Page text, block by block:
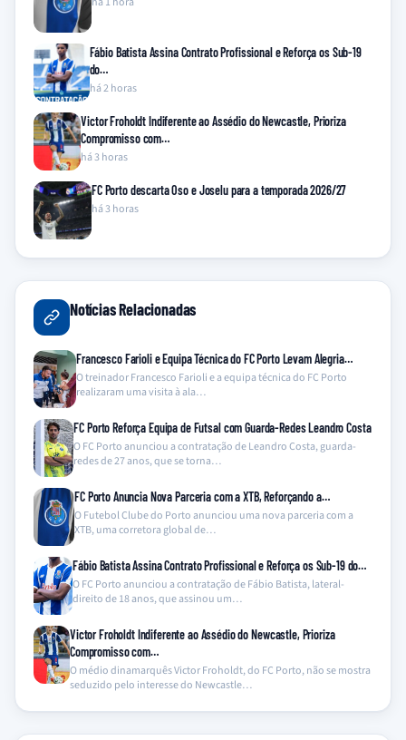
Fábio Batista Assina Contrato Profissional e Reforça os Sub-19
do…
há 2 horas
Victor Froholdt Indiferente ao Assédio do Newcastle, Prioriza
Compromisso com…
há 3 horas
FC Porto descarta Oso e Joselu para a temporada 2026/27
há 3 horas
Notícias Relacionadas
Francesco Farioli e Equipa Técnica do FC Porto Levam Alegria…
O treinador Francesco Farioli e a equipa técnica do FC Porto
realizaram uma visita à ala…
FC Porto Reforça Equipa de Futsal com Guarda-Redes Leandro Costa
O FC Porto anunciou a contratação de Leandro Costa, guarda-
redes de 27 anos, que se torna…
FC Porto Anuncia Nova Parceria com a XTB, Reforçando a…
O Futebol Clube do Porto anunciou uma nova parceria com a
XTB, uma corretora global de…
Fábio Batista Assina Contrato Profissional e Reforça os Sub-19 do…
O FC Porto anunciou a contratação de Fábio Batista, lateral-
direito de 18 anos, que assinou um…
Victor Froholdt Indiferente ao Assédio do Newcastle, Prioriza
Compromisso com…
O médio dinamarquês Victor Froholdt, do FC Porto, não se mostra
seduzido pelo interesse do Newcastle…